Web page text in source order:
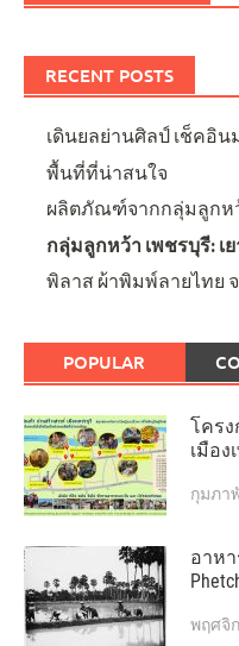
RECENT POSTS
เดินยลย่านศิลป์ เช็คอิน
พื้นที่ที่น่าสนใจ
ผลิตภัณฑ์จากกลุ่มลูกหว้
กลุ่มลูกหว้า เพชรบุรี:
พิลาส ผ้าพิมพ์ลายไทย
POPULAR
โครง
เมือง
กุมภา
อาห
พฤศจิ